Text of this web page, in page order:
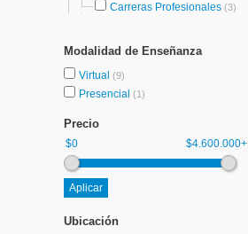
Carreras Profesionales (3)
Modalidad de Enseñanza
Virtual (9)
Presencial (1)
Precio
$0 $4.600.000+
Ubicación